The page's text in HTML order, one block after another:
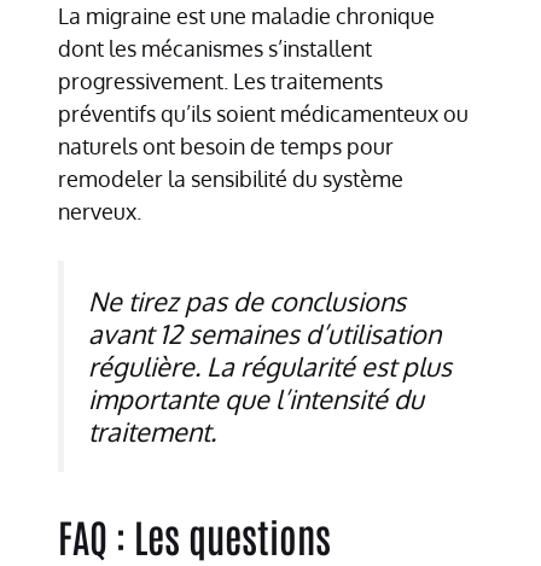
La migraine est une maladie chronique
dont les mécanismes s’installent
progressivement. Les traitements
préventifs qu’ils soient médicamenteux ou
naturels ont besoin de temps pour
remodeler la sensibilité du système
nerveux.
Ne tirez pas de conclusions
avant 12 semaines d’utilisation
régulière. La régularité est plus
importante que l’intensité du
traitement.
FAQ : Les questions